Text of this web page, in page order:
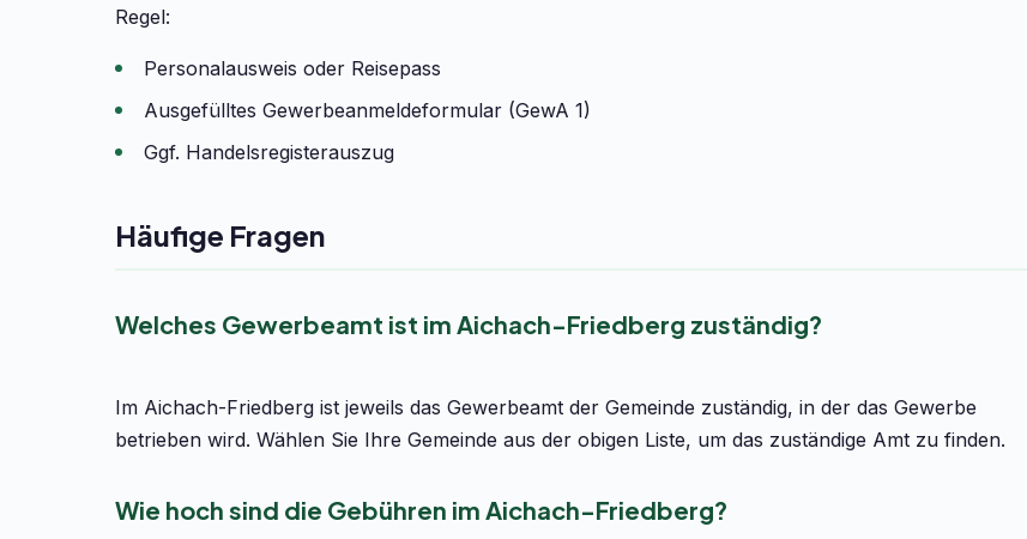
Regel:
Personalausweis oder Reisepass
Ausgefülltes Gewerbeanmeldeformular (GewA 1)
Ggf. Handelsregisterauszug
Häufige Fragen
Welches Gewerbeamt ist im Aichach-Friedberg zuständig?
Im Aichach-Friedberg ist jeweils das Gewerbeamt der Gemeinde zuständig, in der das Gewerbe
betrieben wird. Wählen Sie Ihre Gemeinde aus der obigen Liste, um das zuständige Amt zu finden.
Wie hoch sind die Gebühren im Aichach-Friedberg?